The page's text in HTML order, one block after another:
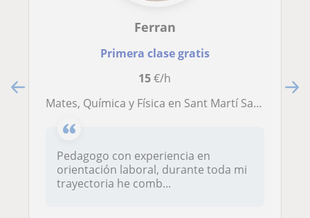
Ferran
Primera clase gratis
15€/h
Mates, Química y Física en Sant Martí Sarroca
Pedagogo con experiencia en
orientación laboral, durante toda mi
trayectoria he comb...